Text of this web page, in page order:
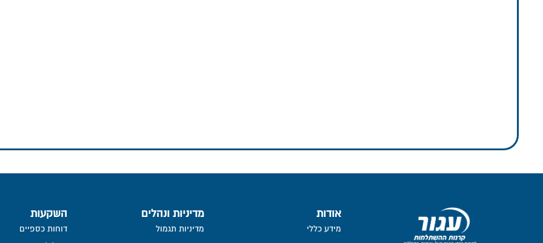
אודות
מידע כללי
מדיניות ונהלים
מדיניות תגמול
השקעות
דוחות כספיים